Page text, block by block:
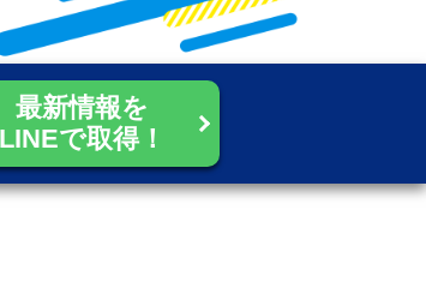
最新情報を
LINEで取得！